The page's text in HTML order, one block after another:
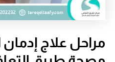
مراحل علاج إدمان